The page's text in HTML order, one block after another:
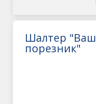
Шалтер "Ваш
порезник"